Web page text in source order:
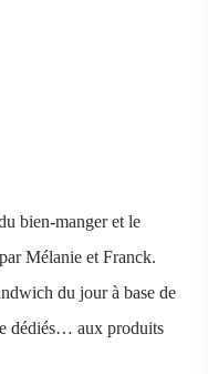
bien-manger et le
Mélanie et Franck.
du jour à base de
dédiés… aux produits